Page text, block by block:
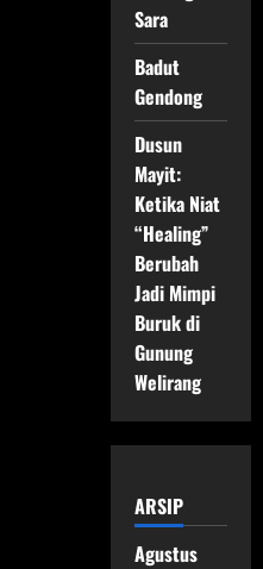
Sara
Badut
Gendong
Dusun
Mayit:
Ketika Niat
“Healing”
Berubah
Jadi Mimpi
Buruk di
Gunung
Welirang
ARSIP
Agustus